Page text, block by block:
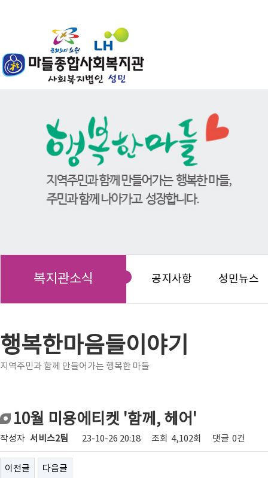
복지관소식 공지사항 성민뉴스
행복한마음들이야기
지역주민과 함께 만들어가는 행복한 마들
10월 미용에티켓 '함께, 헤어'
작성자 서비스2팀 23-10-26 20:18 조회 4,102회 댓글 0건
이전글 다음글